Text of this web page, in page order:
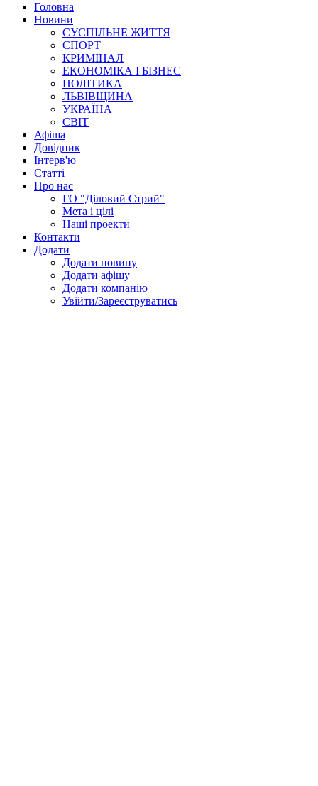
Головна
Новини
СУСПІЛЬНЕ ЖИТТЯ
СПОРТ
КРИМІНАЛ
ЕКОНОМІКА І БІЗНЕС
ПОЛІТИКА
ЛЬВІВЩИНА
УКРАЇНА
СВІТ
Афіша
Довідник
Інтерв'ю
Статті
Про нас
ГО "Діловий Стрий"
Мета і цілі
Наші проекти
Контакти
Додати
Додати новину
Додати афішу
Додати компанію
Увійти/Зареєструватись